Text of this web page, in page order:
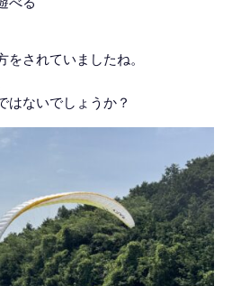
されていましたね。
はないでしょうか？